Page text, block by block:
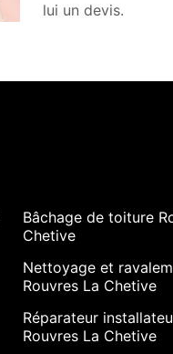
lui un devis.
Bâchage de toiture
Chetive
Nettoyage et
Rouvres La Chetive
Réparateur
Rouvres La Chetive